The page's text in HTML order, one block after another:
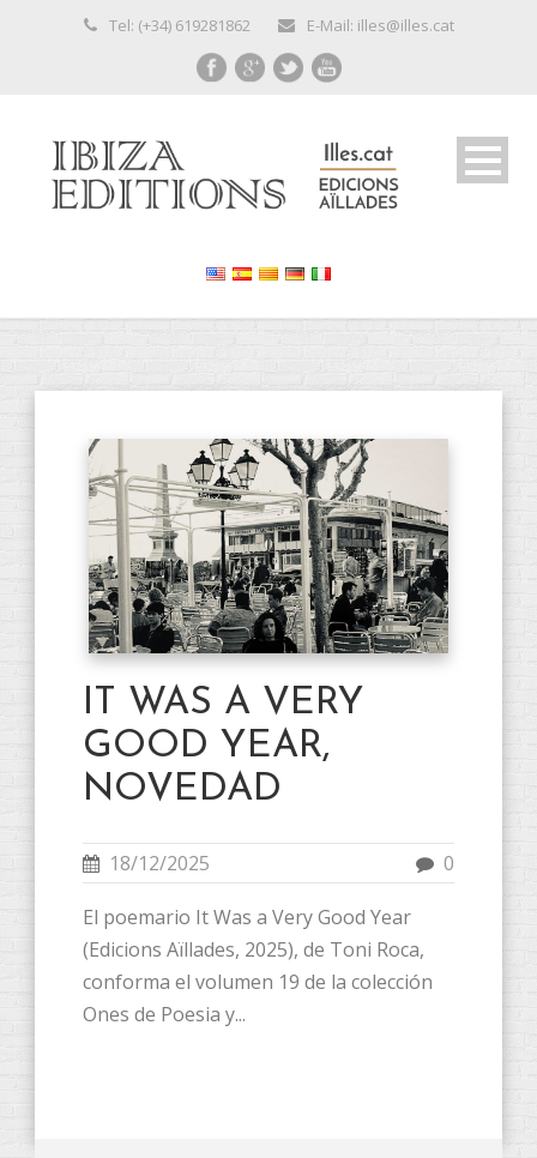
Tel: (+34) 619281862 E-Mail: illes@illes.cat
IT WAS A VERY
GOOD YEAR,
NOVEDAD
18/12/2025 0
El poemario It Was a Very Good Year
(Edicions Aïllades, 2025), de Toni Roca,
conforma el volumen 19 de la colección
Ones de Poesia y...